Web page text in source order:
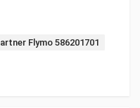
Flymo 586201701